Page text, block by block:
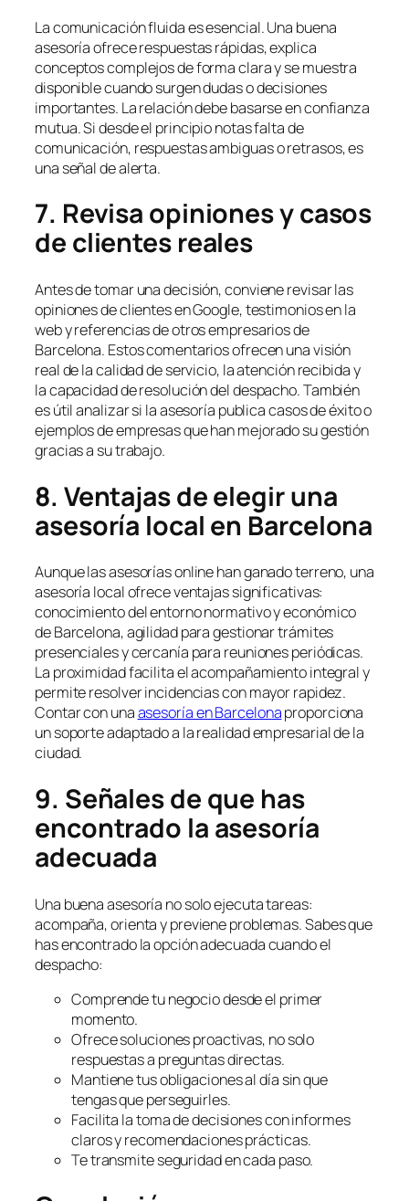
La comunicación fluida es esencial. Una buena
asesoría ofrece respuestas rápidas, explica
conceptos complejos de forma clara y se muestra
disponible cuando surgen dudas o decisiones
importantes. La relación debe basarse en confianza
mutua. Si desde el principio notas falta de
comunicación, respuestas ambiguas o retrasos, es
una señal de alerta.
7. Revisa opiniones y casos
de clientes reales
Antes de tomar una decisión, conviene revisar las
opiniones de clientes en Google, testimonios en la
web y referencias de otros empresarios de
Barcelona. Estos comentarios ofrecen una visión
real de la calidad de servicio, la atención recibida y
la capacidad de resolución del despacho. También
es útil analizar si la asesoría publica casos de éxito o
ejemplos de empresas que han mejorado su gestión
gracias a su trabajo.
8. Ventajas de elegir una
asesoría local en Barcelona
Aunque las asesorías online han ganado terreno, una
asesoría local ofrece ventajas significativas:
conocimiento del entorno normativo y económico
de Barcelona, agilidad para gestionar trámites
presenciales y cercanía para reuniones periódicas.
La proximidad facilita el acompañamiento integral y
permite resolver incidencias con mayor rapidez.
Contar con unaasesoría en Barcelonaproporciona
un soporte adaptado a la realidad empresarial de la
ciudad.
9. Señales de que has
encontrado la asesoría
adecuada
Una buena asesoría no solo ejecuta tareas:
acompaña, orienta y previene problemas. Sabes que
has encontrado la opción adecuada cuando el
despacho:
Comprende tu negocio desde el primer
momento.
Ofrece soluciones proactivas, no solo
respuestas a preguntas directas.
Mantiene tus obligaciones al día sin que
tengas que perseguirles.
Facilita la toma de decisiones con informes
claros y recomendaciones prácticas.
Te transmite seguridad en cada paso.